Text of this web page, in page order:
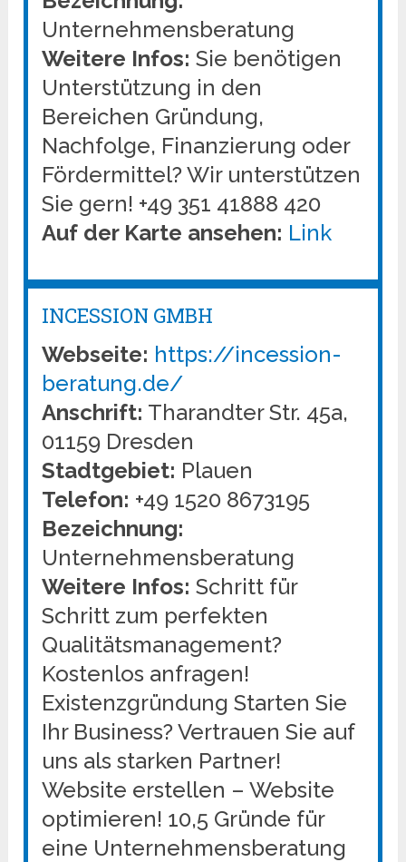
Unternehmensberatung
Weitere Infos: Sie benötigen
Unterstützung in den
Bereichen Gründung,
Nachfolge, Finanzierung oder
Fördermittel? Wir unterstützen
Sie gern! +49 351 41888 420
Auf der Karte ansehen: Link
INCESSION GMBH
Webseite: https://incession-
beratung.de/
Anschrift: Tharandter Str. 45a,
01159 Dresden
Stadtgebiet: Plauen
Telefon: +49 1520 8673195
Bezeichnung:
Unternehmensberatung
Weitere Infos: Schritt für
Schritt zum perfekten
Qualitätsmanagement?
Kostenlos anfragen!
Existenzgründung Starten Sie
Ihr Business? Vertrauen Sie auf
uns als starken Partner!
Website erstellen – Website
optimieren! 10,5 Gründe für
eine Unternehmensberatung